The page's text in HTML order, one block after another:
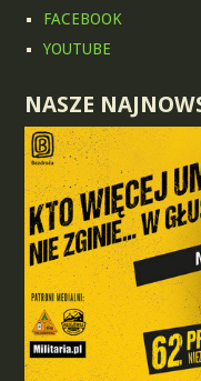
FACEBOOK
YOUTUBE
NASZE